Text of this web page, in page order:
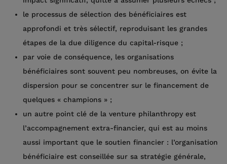
le processus de sélection des bénéficiaires est
approfondi et très sélectif, reproduisant les grandes
étapes de la due diligence du capital-risque ;
par voie de conséquence, les organisations
bénéficiaires sont souvent peu nombreuses, on évite la
dispersion pour se concentrer sur le financement de
quelques « champions » ;
un autre point clé de la venture philanthropy est
l’accompagnement extra-financier, qui est au moins
aussi important que le soutien financier : l’organisation
bénéficiaire est conseillée sur sa stratégie générale,